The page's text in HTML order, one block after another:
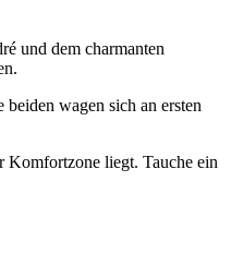
und dem charmanten
wagen sich an ersten
Komfortzone liegt. Tauche ein